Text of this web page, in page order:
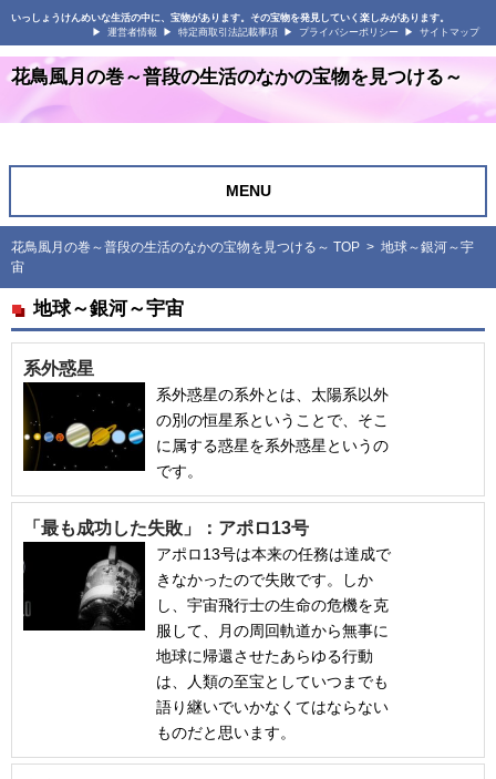
いっしょうけんめいな生活の中に、宝物があります。その宝物を発見していく楽しみがあります。
運営者情報
特定商取引法記載事項 プライバシーポリシー サイトマップ
花鳥風月の巻～普段の生活のなかの宝物を見つける～
MENU
花鳥風月の巻～普段の生活のなかの宝物を見つける～ TOP > 地球～銀河～宇
宙
地球～銀河～宇宙
系外惑星
系外惑星の系外とは、太陽系以外
の別の恒星系ということで、そこ
に属する惑星を系外惑星というの
です。
「最も成功した失敗」：アポロ13号
アポロ13号は本来の任務は達成で
きなかったので失敗です。しか
し、宇宙飛行士の生命の危機を克
服して、月の周回軌道から無事に
地球に帰還させたあらゆる行動
は、人類の至宝としていつまでも
語り継いでいかなくてはならない
ものだと思います。